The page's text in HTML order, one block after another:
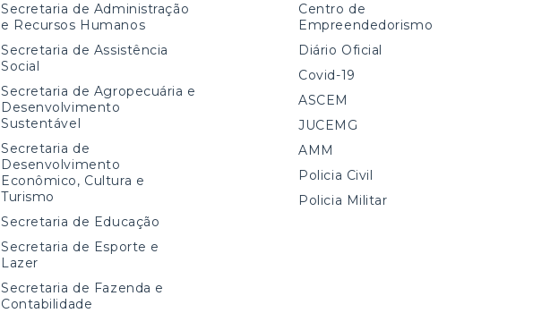
Secretaria de Administração
e Recursos Humanos
Secretaria de Assistência
Social
Secretaria de Agropecuária e
Desenvolvimento
Sustentável
Secretaria de
Desenvolvimento
Econômico, Cultura e
Turismo
Secretaria de Educação
Secretaria de Esporte e
Lazer
Secretaria de Fazenda e
Contabilidade
Centro de
Empreendedorismo
Diário Oficial
Covid-19
ASCEM
JUCEMG
AMM
Policia Civil
Policia Militar